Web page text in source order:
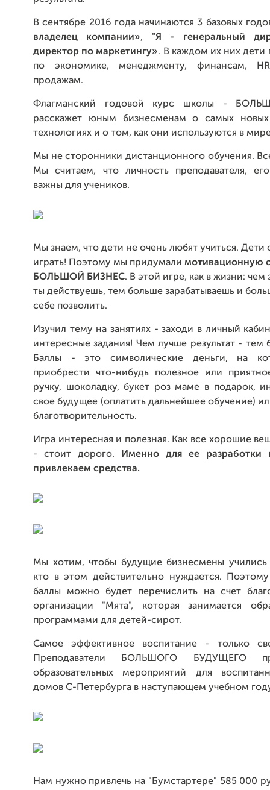
В сентябре 2016 года начинаются 3 базовых
владелец компании», "Я - генеральный
директор по маркетингу». В каждом их них дети
по экономике, менеджменту, финансам,
продажам.
Флагманский годовой курс школы -
расскажет юным бизнесменам о самых
технологиях и о том, как они используются в
Мы не сторонники дистанционного обучения.
Мы считаем, что личность преподавателя,
важны для учеников.
Мы знаем, что дети не очень любят учиться. Дети
играть! Поэтому мы придумали мотивационную
БОЛЬШОЙ БИЗНЕС. В этой игре, как в жизни:
ты действуешь, тем больше зарабатываешь и
себе позволить.
Изучил тему на занятиях - заходи в личный
интересные задания! Чем лучше результат - тем
Баллы - это символические деньги, на
приобрести что-нибудь полезное или
ручку, шоколадку, букет роз маме в подарок,
свое будущее (оплатить дальнейшее обучение)
благотворительность.
Игра интересная и полезная. Как все хорошие
- стоит дорого.
Именно для ее разработки
привлекаем средства.
Мы хотим, чтобы будущие бизнесмены учились
кто в этом действительно нуждается. Поэтому
баллы можно будет перечислить на счет
организации "Мята", которая занимается
программами для детей-сирот.
Самое эффективное воспитание - только
Преподаватели БОЛЬШОГО БУДУЩЕГО
образовательных мероприятий для
домов С-Петербурга в наступающем учебном
Нам нужно привлечь на "Бумстартере" 585 000